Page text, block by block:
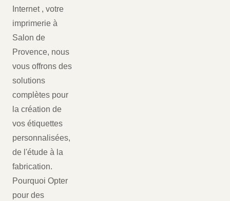
Internet , votre
imprimerie à
Salon de
Provence, nous
vous offrons des
solutions
complètes pour
la création de
vos étiquettes
personnalisées,
de l'étude à la
fabrication.
Pourquoi Opter
pour des